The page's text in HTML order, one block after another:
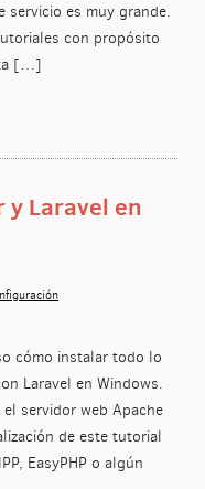
servicio es muy grande.
con propósito
[…]
y Laravel en
cómo instalar todo lo
Laravel en Windows.
servidor web Apache
de este tutorial
EasyPHP o algún